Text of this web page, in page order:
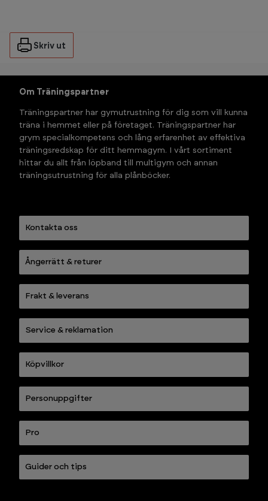
Skriv ut
Om Träningspartner
Träningspartner har gymutrustning för dig som vill kunna
träna i hemmet eller på företaget. Träningspartner har
grym specialkompetens och lång erfarenhet av effektiva
träningsredskap för ditt hemmagym. I vårt sortiment
hittar du allt från löpband till multigym och annan
träningsutrustning för alla plånböcker.
Kontakta oss
Ångerrätt & returer
Frakt & leverans
Service & reklamation
Köpvillkor
Personuppgifter
Pro
Guider och tips